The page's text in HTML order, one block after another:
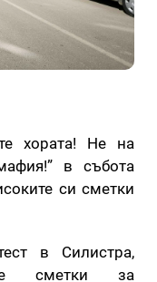
хората! Не на
в събота
си сметки
в Силистра,
сметки за